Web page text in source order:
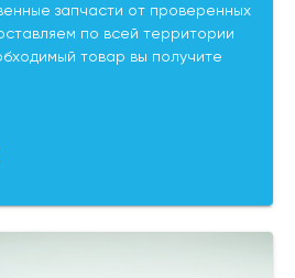
запчасти от проверенных
по всей территории
товар вы получите